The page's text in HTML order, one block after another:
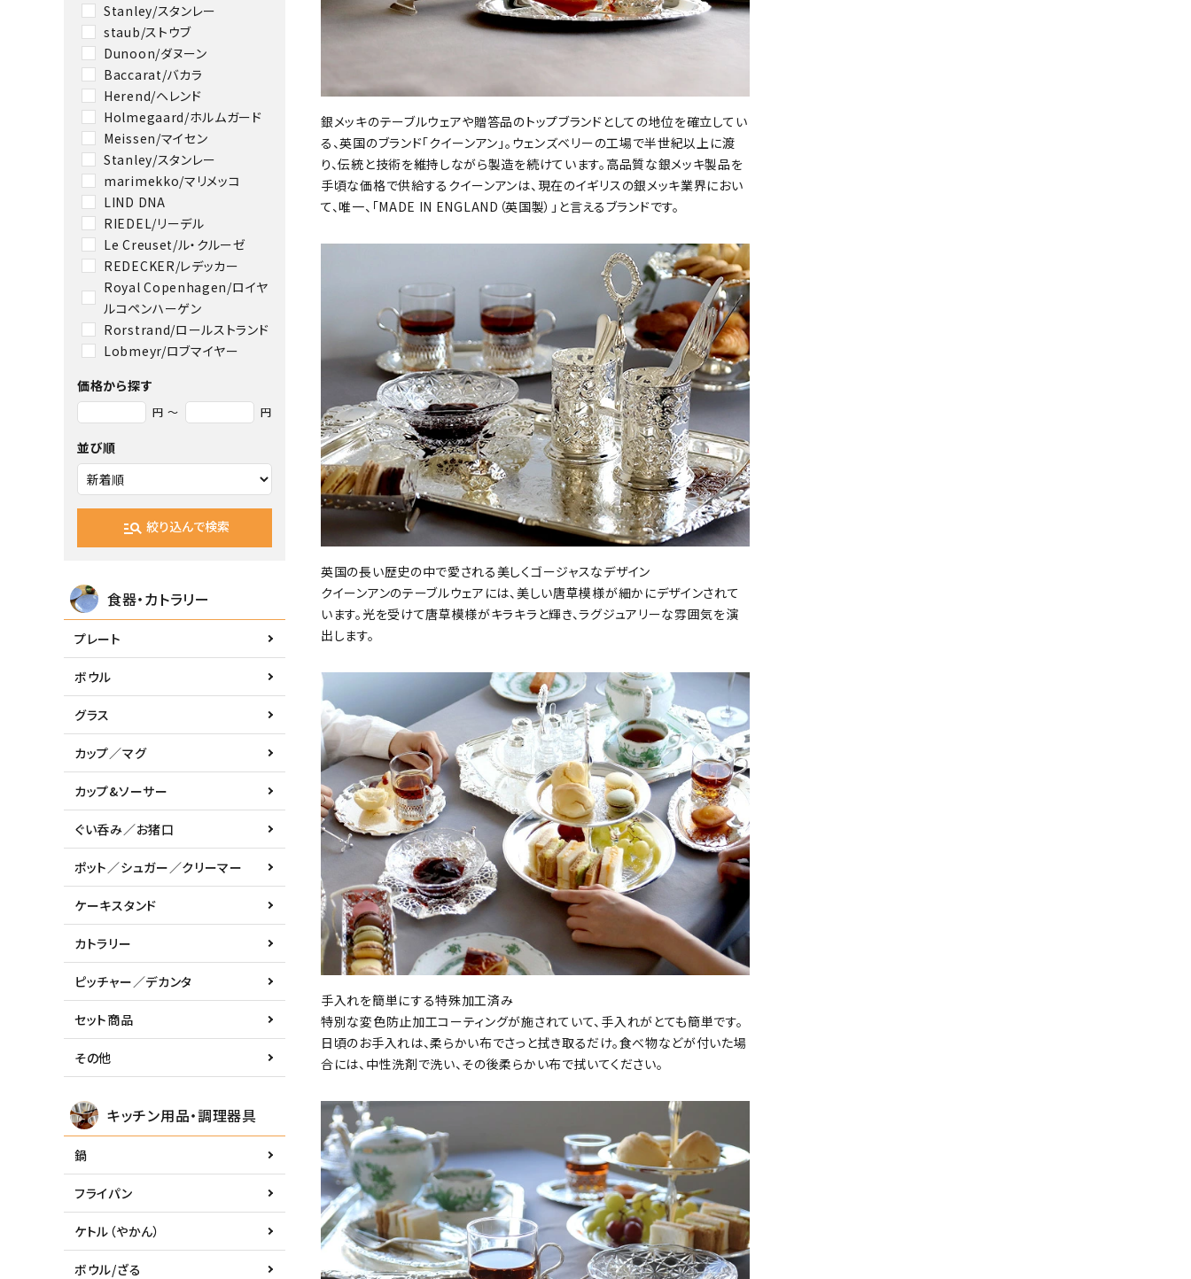
Stanley/スタンレー
staub/ストウブ
Dunoon/ダヌーン
Baccarat/バカラ
Herend/ヘレンド
Holmegaard/ホルムガード
Meissen/マイセン
Stanley/スタンレー
marimekko/マリメッコ
LIND DNA
RIEDEL/リーデル
Le Creuset/ル・クルーゼ
REDECKER/レデッカー
Royal Copenhagen/ロイヤ
ルコペンハーゲン
Rorstrand/ロールストランド
Lobmeyr/ロブマイヤー
価格から探す
円 ～ 円
並び順
manage_search 絞り込んで検索
食器・カトラリー
プレート
ボウル
グラス
カップ／マグ
カップ&ソーサー
ぐい呑み／お猪口
ポット／シュガー／クリーマー
ケーキスタンド
カトラリー
ピッチャー／デカンタ
セット商品
その他
キッチン用品・調理器具
鍋
フライパン
ケトル（やかん）
ボウル/ざる
銀メッキのテーブルウェアや贈答品のトップブランドとしての地位を確立してい
る、英国のブランド「クイーンアン」。ウェンズベリーの工場で半世紀以上に渡
り、伝統と技術を維持しながら製造を続けています。高品質な銀メッキ製品を
手頃な価格で供給するクイーンアンは、現在のイギリスの銀メッキ業界におい
て、唯一、「MADE IN ENGLAND（英国製）」と言えるブランドです。
英国の長い歴史の中で愛される美しくゴージャスなデザイン
クイーンアンのテーブルウェアには、美しい唐草模様が細かにデザインされて
います。光を受けて唐草模様がキラキラと輝き、ラグジュアリーな雰囲気を演
出します。
手入れを簡単にする特殊加工済み
特別な変色防止加工コーティングが施されていて、手入れがとても簡単です。
日頃のお手入れは、柔らかい布でさっと拭き取るだけ。食べ物などが付いた場
合には、中性洗剤で洗い、その後柔らかい布で拭いてください。